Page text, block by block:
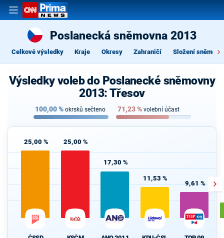
Poslanecká sněmovna 2013
Celkové výsledky Kraje Okresy Zahraničí Složení
Výsledky voleb do Poslanecké sněmovny
2013: Třesov
100,00% okrsků sečteno 71,23% volební účast
25,00 % 25,00 %
17,30 %
11,53 %
9,61 %